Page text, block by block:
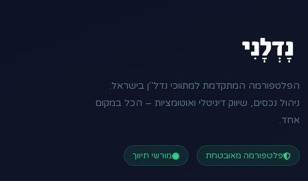
הפלטפורמה המתקדמת למתווכי נדל"ן בישראל.
ניהול נכסים, שיווק דיגיטלי ואוטומציות – הכל במקום
אחד.
פלטפורמה מאובטחת מורשי תיווך